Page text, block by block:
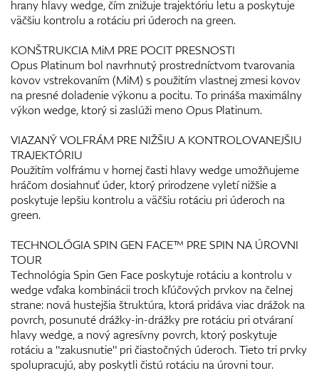
hrany hlavy wedge, čím znižuje trajektóriu letu a poskytuje
väčšiu kontrolu a rotáciu pri úderoch na green.
KONŠTRUKCIA MiM PRE POCIT PRESNOSTI
Opus Platinum bol navrhnutý prostredníctvom tvarovania
kovov vstrekovaním (MiM) s použitím vlastnej zmesi kovov
na presné doladenie výkonu a pocitu. To prináša maximálny
výkon wedge, ktorý si zaslúži meno Opus Platinum.
VIAZANÝ VOLFRÁM PRE NIŽŠIU A KONTROLOVANEJŠIU
TRAJEKTÓRIU
Použitím volfrámu v hornej časti hlavy wedge umožňujeme
hráčom dosiahnuť úder, ktorý prirodzene vyletí nižšie a
poskytuje lepšiu kontrolu a väčšiu rotáciu pri úderoch na
green.
TECHNOLÓGIA SPIN GEN FACE™ PRE SPIN NA ÚROVNI
TOUR
Technológia Spin Gen Face poskytuje rotáciu a kontrolu v
wedge vďaka kombinácii troch kľúčových prvkov na čelnej
strane: nová hustejšia štruktúra, ktorá pridáva viac drážok na
povrch, posunuté drážky-in-drážky pre rotáciu pri otváraní
hlavy wedge, a nový agresívny povrch, ktorý poskytuje
rotáciu a "zakusnutie" pri čiastočných úderoch. Tieto tri prvky
spolupracujú, aby poskytli čistú rotáciu na úrovni tour.